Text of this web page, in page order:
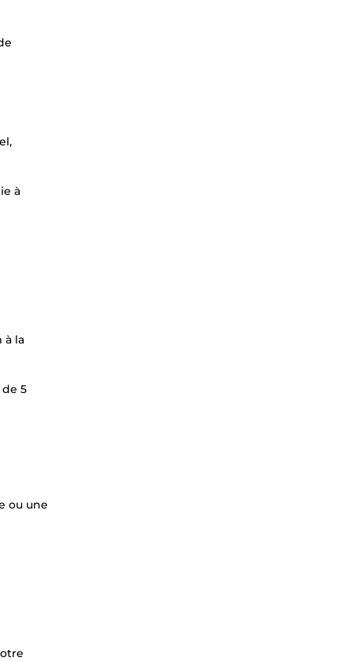
à
à la
5
ou une